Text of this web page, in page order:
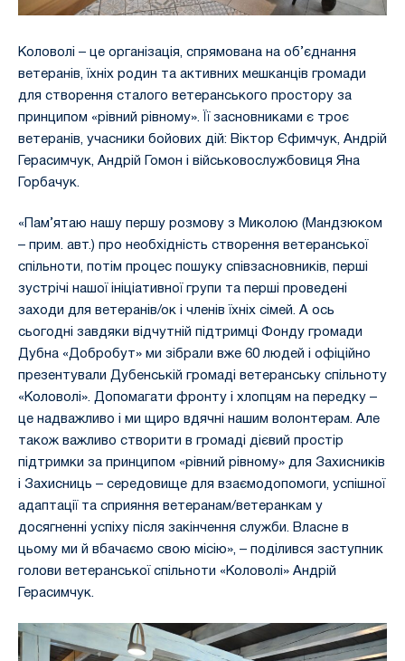
Коловолі – це організація, спрямована на об’єднання
ветеранів, їхніх родин та активних мешканців громади
для створення сталого ветеранського простору за
принципом «рівний рівному». Її засновниками є троє
ветеранів, учасники бойових дій: Віктор Єфимчук, Андрій
Герасимчук, Андрій Гомон і військовослужбовиця Яна
Горбачук.
«Пам’ятаю нашу першу розмову з Миколою (Мандзюком
– прим. авт.) про необхідність створення ветеранської
спільноти, потім процес пошуку співзасновників, перші
зустрічі нашої ініціативної групи та перші проведені
заходи для ветеранів/ок і членів їхніх сімей. А ось
сьогодні завдяки відчутній підтримці Фонду громади
Дубна «Добробут» ми зібрали вже 60 людей і офіційно
презентували Дубенській громаді ветеранську спільноту
«Коловолі». Допомагати фронту і хлопцям на передку –
це надважливо і ми щиро вдячні нашим волонтерам. Але
також важливо створити в громаді дієвий простір
підтримки за принципом «рівний рівному» для Захисників
і Захисниць – середовище для взаємодопомоги, успішної
адаптації та сприяння ветеранам/ветеранкам у
досягненні успіху після закінчення служби. Власне в
цьому ми й вбачаємо свою місію», – поділився заступник
голови ветеранської спільноти «Коловолі» Андрій
Герасимчук.